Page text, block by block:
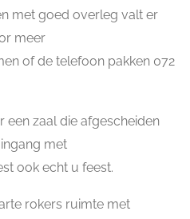
met goed overleg valt er
meer
of de telefoon pakken 072
een zaal die afgescheiden
met
ook echt u feest.
rokers ruimte met